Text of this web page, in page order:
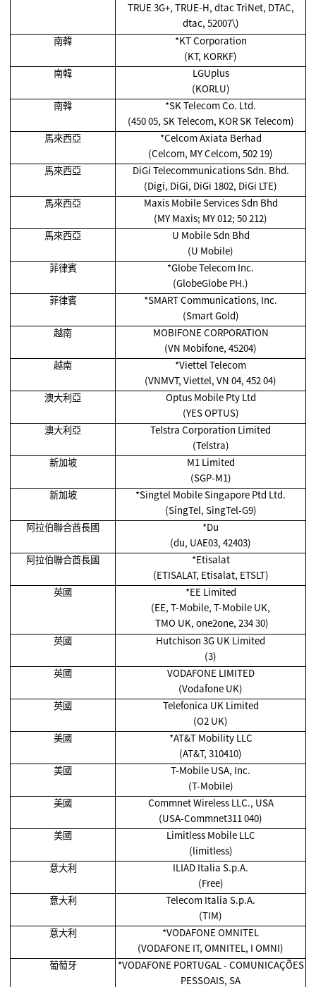
TRUE 3G+, TRUE-H, dtac TriNet, DTAC,
dtac, 52007\)
南韓
*KT Corporation
(KT, KORKF)
南韓
LGUplus
(KORLU)
南韓
*SK Telecom Co. Ltd.
(450 05, SK Telecom, KOR SK Telecom)
馬來西亞
*Celcom Axiata Berhad
(Celcom, MY Celcom, 502 19)
馬來西亞
DiGi Telecommunications Sdn. Bhd.
(Digi, DiGi, DiGi 1802, DiGi LTE)
馬來西亞
Maxis Mobile Services Sdn Bhd
(MY Maxis; MY 012; 50 212)
馬來西亞
U Mobile Sdn Bhd
(U Mobile)
菲律賓
*Globe Telecom Inc.
(GlobeGlobe PH.)
菲律賓
*SMART Communications, Inc.
(Smart Gold)
越南
MOBIFONE CORPORATION
(VN Mobifone, 45204)
越南
*Viettel Telecom
(VNMVT, Viettel, VN 04, 452 04)
澳大利亞
Optus Mobile Pty Ltd
(YES OPTUS)
澳大利亞
Telstra Corporation Limited
(Telstra)
新加坡
M1 Limited
(SGP-M1)
新加坡
*Singtel Mobile Singapore Ptd Ltd.
(SingTel, SingTel-G9)
阿拉伯聯合酋長國
*Du
(du, UAE03, 42403)
阿拉伯聯合酋長國
*Etisalat
(ETISALAT, Etisalat, ETSLT)
英國
*EE Limited
(EE, T-Mobile, T-Mobile UK,
TMO UK, one2one, 234 30)
英國
Hutchison 3G UK Limited
(3)
英國
VODAFONE LIMITED
(Vodafone UK)
英國
Telefonica UK Limited
(O2 UK)
美國
*AT&T Mobility LLC
(AT&T, 310410)
美國
T-Mobile USA, Inc.
(T-Mobile)
美國
Commnet Wireless LLC., USA
(USA-Commnet311 040)
美國
Limitless Mobile LLC
(limitless)
意大利
ILIAD Italia S.p.A.
(Free)
意大利
Telecom Italia S.p.A.
(TIM)
意大利
*VODAFONE OMNITEL
(VODAFONE IT, OMNITEL, I OMNI)
葡萄牙
*VODAFONE PORTUGAL - COMUNICAÇÕES
PESSOAIS, SA